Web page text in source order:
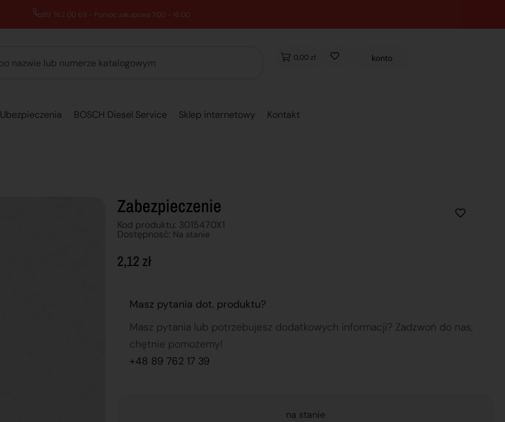
89 762 00 69 - Pomoc zakupowa 7:00 - 16:00
0,00 zł konto
Ubezpieczenia BOSCH Diesel Service Sklep internetowy Kontakt
Zabezpieczenie
Kod produktu: 3015470X1
Dostępnosć: Na stanie
2,12 zł
Masz pytania dot. produktu?
Masz pytania lub potrzebujesz dodatkowych informacji? Zadzwoń do nas,
chętnie pomożemy!
+48 89 762 17 39
na stanie